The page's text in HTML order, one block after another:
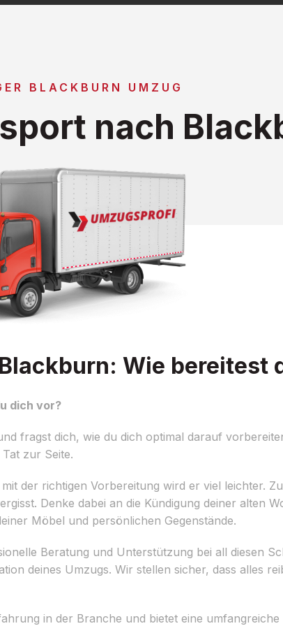
BLACKBURN UMZUG
nach
Wie bereitest
dich vor?
fragst dich, wie du dich optimal darauf
zur Seite.
der richtigen Vorbereitung wird er viel leichter.
Denke dabei an die Kündigung deiner alten
Möbel und persönlichen Gegenstände.
Beratung und Unterstützung bei all diesen
deines Umzugs. Wir stellen sicher, dass alles
in der Branche und bietet eine umfangreiche